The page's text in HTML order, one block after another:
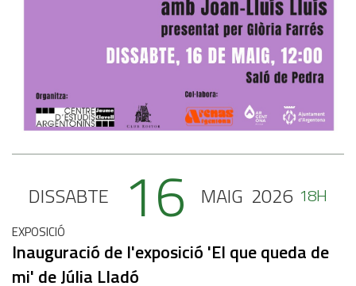
DISSABTE 16 MAIG 2026 18H
EXPOSICIÓ
Inauguració de l'exposició 'El que queda de
mi' de Júlia Lladó